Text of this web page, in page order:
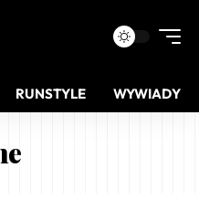
RUNSTYLE WYWIADY